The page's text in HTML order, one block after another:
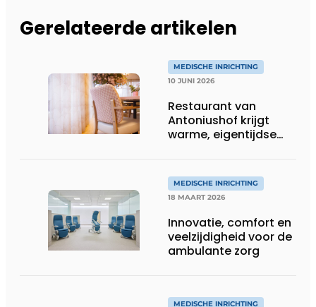
Gerelateerde artikelen
MEDISCHE INRICHTING
10 JUNI 2026
Restaurant van
Antoniushof krijgt
warme, eigentijdse
MEDISCHE INRICHTING
18 MAART 2026
Innovatie, comfort en
veelzijdigheid voor de
ambulante zorg
MEDISCHE INRICHTING